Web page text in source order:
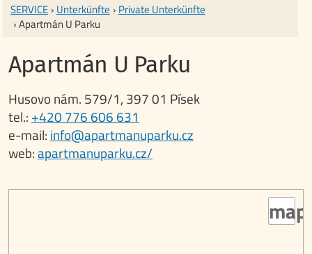
SERVICE › Unterkünfte › Private Unterkünfte
› Apartmán U Parku
Apartmán U Parku
Husovo nám. 579/1, 397 01 Písek
tel.: +420 776 606 631
e-mail: info@apartmanuparku.cz
web:apartmanuparku.cz/